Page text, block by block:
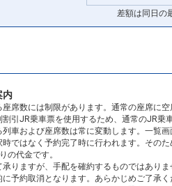
差額は同日の
内
座席数には制限があります。通常の座席に
引JR乗車票を使用するため、通常のJR乗
列車および座席数は常に変動します。一覧
時ではなく予約完了時に行われます。その
の代金です。
承りますが、手配を確約するものではあり
予約取消となります。あらかじめご了承く